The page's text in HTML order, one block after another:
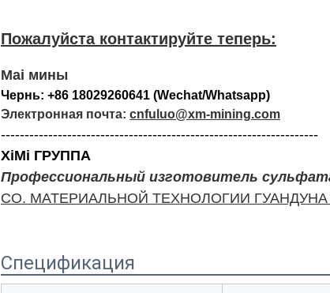
Пожалуйста контактируйте теперь:
Mai мины
Чернь: +86 18029260641 (Wechat/Whatsapp)
Электронная почта: cnfuluo@xm-mining.com
-------------------------------------------------------------------
XiMi ГРУППА
Профессиональный изготовитель
CO. МАТЕРИАЛЬНОЙ ТЕХНОЛОГИИ ГУАНДУНА
Спецификация